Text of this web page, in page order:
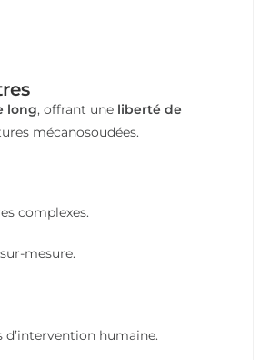
long, offrant une liberté de
mécanosoudées.
complexes.
mesure.
humaine.